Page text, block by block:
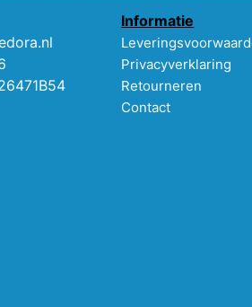
Informatie
Privacyverklaring
Retourneren
Contact